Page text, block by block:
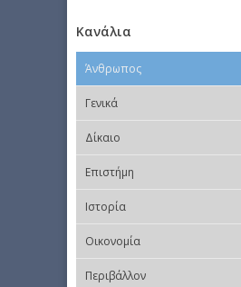
Κανάλια
Άνθρωπος
Γενικά
Δίκαιο
Επιστήμη
Ιστορία
Οικονομία
Περιβάλλον